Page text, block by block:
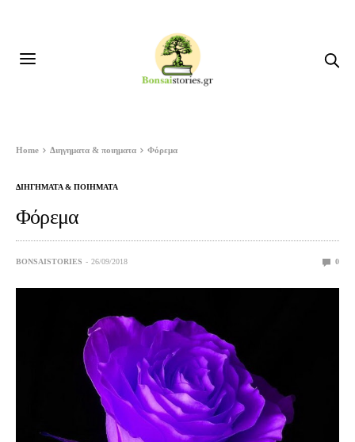
Home Διηγηματα & ποιηματα Φόρεμα
ΔΙΗΓΗΜΑΤΑ & ΠΟΙΗΜΑΤΑ
Φόρεμα
BONSAISTORIES 26/09/2018 0